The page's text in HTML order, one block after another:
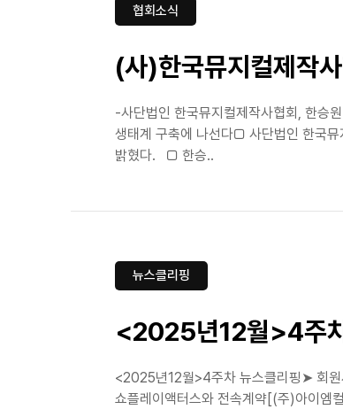
협회소식
(사)한국뮤지컬제작
-사단법인 한국뮤지컬제작사협회, 한승
생태계 구축에 나선다□ 사단법인 한국
밝혔다. □ 한승..
뉴스클리핑
<2025년12월>4주
<2025년12월>4주차 뉴스클리핑➤ 회
쇼플레이액터스와 전속계약[(주)아이엠